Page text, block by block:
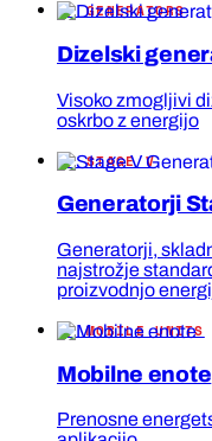
// GENERATORS
Dizelski
Visoko zmogljivi
oskrbo z energijo
// STAGE V
Generatorji
Generatorji,
najstrožje
proizvodnjo
// MOBILE UNITS
Mobilne enote
Prenosne